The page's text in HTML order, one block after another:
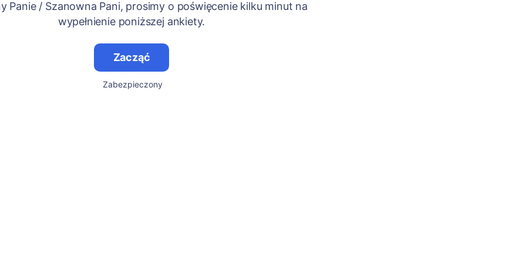
Panie / Szanowna Pani, prosimy o poświęcenie kilku minut na
wypełnienie poniższej ankiety.
Zacząć
Zabezpieczony